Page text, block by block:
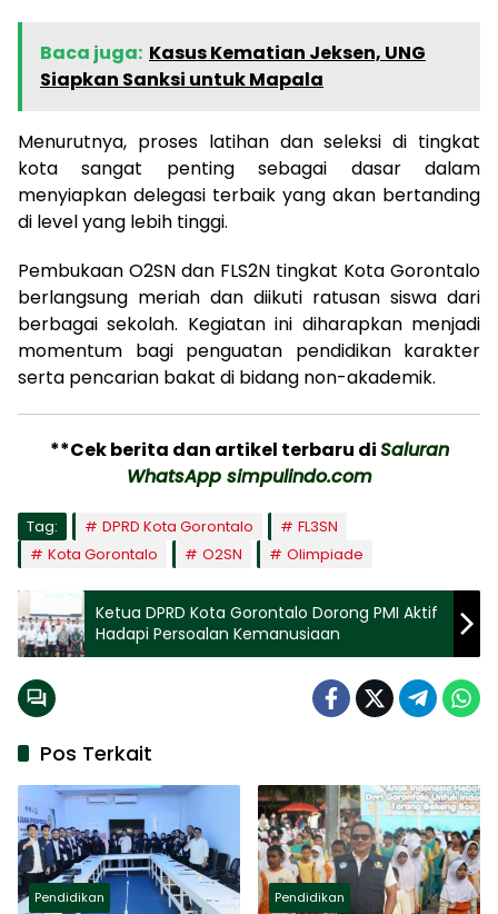
Baca juga: Kasus Kematian Jeksen, UNG
Siapkan Sanksi untuk Mapala
Menurutnya, proses latihan dan seleksi di tingkat
kota sangat penting sebagai dasar dalam
menyiapkan delegasi terbaik yang akan bertanding
di level yang lebih tinggi.
Pembukaan O2SN dan FLS2N tingkat Kota Gorontalo
berlangsung meriah dan diikuti ratusan siswa dari
berbagai sekolah. Kegiatan ini diharapkan menjadi
momentum bagi penguatan pendidikan karakter
serta pencarian bakat di bidang non-akademik.
**Cek berita dan artikel terbaru diSaluran
WhatsApp simpulindo.com
Tag: DPRD Kota Gorontalo
FL3SN
Kota Gorontalo
O2SN Olimpiade
Ketua DPRD Kota Gorontalo Dorong PMI Aktif
Hadapi Persoalan Kemanusiaan
Pos Terkait
Pendidikan Pendidikan